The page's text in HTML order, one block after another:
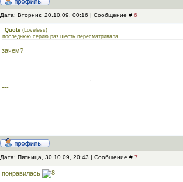
Дата: Вторник, 20.10.09, 00:16 | Сообщение # 6
Quote (Loveless)
последнюю серию раз шесть пересматривала
зачем?
---
Дата: Пятница, 30.10.09, 20:43 | Сообщение # 7
понравилась